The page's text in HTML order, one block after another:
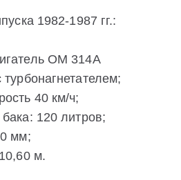
1982-1987 гг.:
ОМ 314А
40 км/ч;
120 литров;
мм;
м.